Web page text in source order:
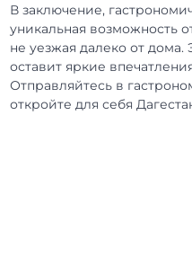
В заключение,
уникальная возможность
не уезжая далеко от дома.
оставит яркие
Отправляйтесь в
откройте для себя